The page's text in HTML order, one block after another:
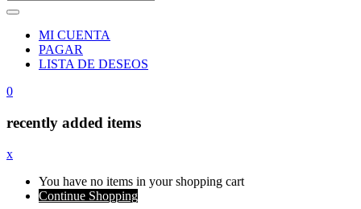
MI CUENTA
PAGAR
LISTA DE DESEOS
0
recently added items
x
You have no items in your shopping cart
Continue Shopping